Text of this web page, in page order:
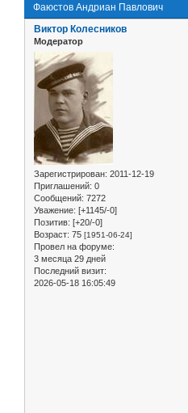
Фаюстов Андриан Павлович
Виктор Колесников
Модератор
Зарегистрирован: 2011-12-19
Приглашений: 0
Сообщений: 7272
Уважение: [+1145/-0]
Позитив: [+20/-0]
Возраст: 75 [1951-06-24]
Провел на форуме:
3 месяца 29 дней
Последний визит:
2026-05-18 16:05:49